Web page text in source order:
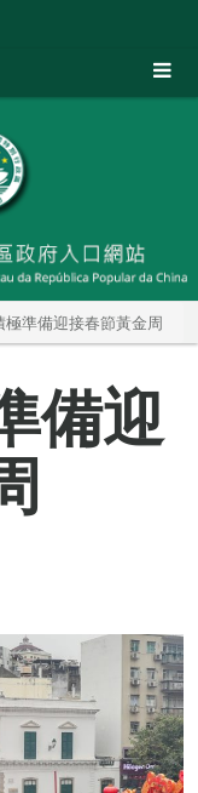
極準備迎接春節黃金周
備迎